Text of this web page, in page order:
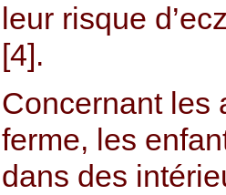
leur risque
[4].
Concernant les
ferme, les
dans des